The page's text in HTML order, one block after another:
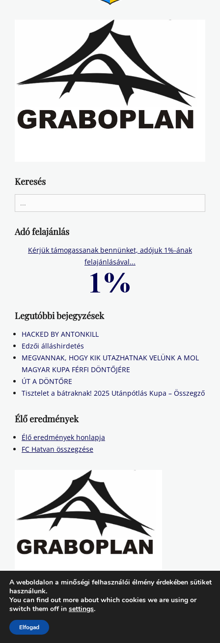
Keresés
for:
Adó felajánlás
Kérjük támogassanak bennünket, adójuk 1%-ának
felajánlásával...
Legutóbbi bejegyzések
HACKED BY ANTONKILL
Edzői álláshirdetés
MEGVANNAK, HOGY KIK UTAZHATNAK VELÜNK A MOL
MAGYAR KUPA FÉRFI DÖNTŐJÉRE
ÚT A DÖNTŐRE
Tisztelet a bátraknak! 2025 Utánpótlás Kupa – Összegző
Élő eredmények
Élő eredmények honlapja
FC Hatvan összegzése
Copyright © 2026
A weboldalon a minőségi felhasználói élmény érdekében sütiket
használunk.
You can find out more about which cookies we are using or
switch them off in settings.
Elfogad